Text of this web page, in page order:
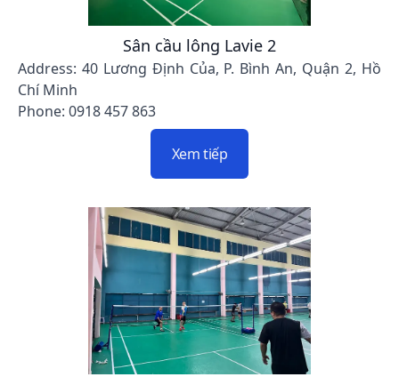
Sân cầu lông Lavie 2
Address: 40 Lương Định Của, P. Bình An, Quận 2, Hồ
Chí Minh
Phone: 0918 457 863
Xem tiếp